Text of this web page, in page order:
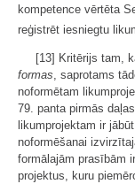
kompetence vērtēta
reģistrēt iesniegtu
[13] Kritērijs tam,
formas, saprotams
noformētam
79. panta pirmās
likumprojektam ir
noformēšanai
formālajām prasībām
projektus, kuru